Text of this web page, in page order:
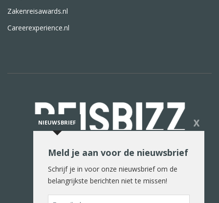
Zakenreisawards.nl
Careerexperience.nl
De reiswereld in woord en beeld
NIEUWSBRIEF X
Meld je aan voor de nieuwsbrief
Schrijf je in voor onze nieuwsbrief om de
belangrijkste berichten niet te missen!
E-